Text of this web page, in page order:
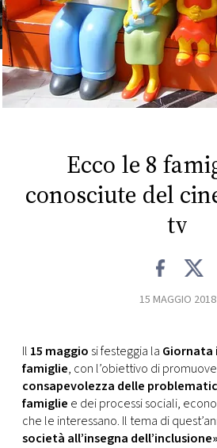
FOTO
CONCORSI
VIDEO
RMC
CONSIGLIA
Ecco le 8
conosciute del
tv
15 MAGGIO 2018
Il 15 maggio si festeggia la Giornata
famiglie, con l’obiettivo di
consapevolezza delle
famiglie e dei processi sociali,
che le interessano. Il tema di
società all’insegna